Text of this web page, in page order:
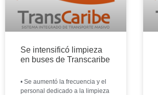
Se intensificó limpieza
en buses de Transcaribe
• Se aumentó la frecuencia y el
personal dedicado a la limpieza